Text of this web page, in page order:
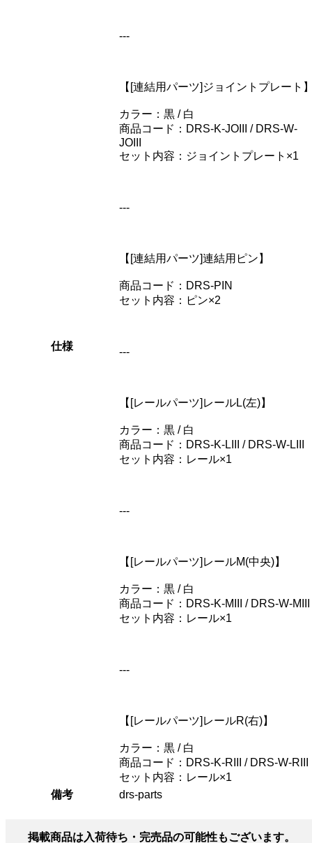
仕様
---
【[連結用パーツ]ジョイントプレート
カラー：黒 / 白
商品コード：DRS-K-JOIII / DRS-W-
JOIII
セット内容：ジョイントプレート×1
---
【[連結用パーツ]連結用ピン】
商品コード：DRS-PIN
セット内容：ピン×2
---
【[レールパーツ]レールL(左)】
カラー：黒 / 白
商品コード：DRS-K-LIII / DRS-W-LIII
セット内容：レール×1
---
【[レールパーツ]レールM(中央)】
カラー：黒 / 白
商品コード：DRS-K-MIII / DRS-W-MIII
セット内容：レール×1
---
【[レールパーツ]レールR(右)】
カラー：黒 / 白
商品コード：DRS-K-RIII / DRS-W-RIII
セット内容：レール×1
備考
drs-parts
掲載商品は入荷待ち・完売品の可能性もございます。